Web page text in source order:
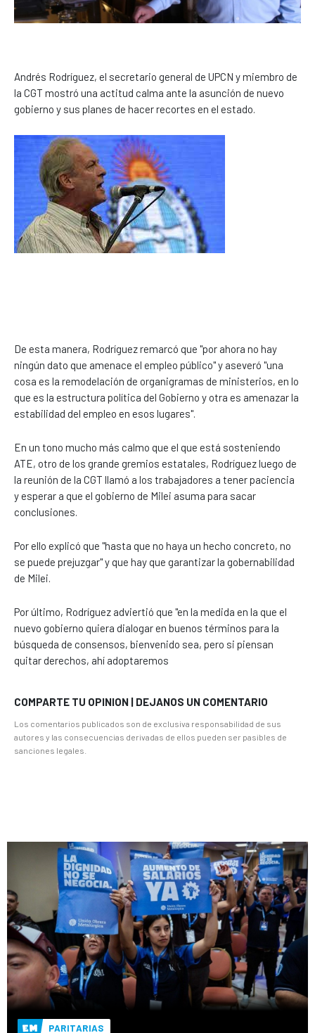
Andrés Rodríguez, el secretario general de UPCN y miembro de
la CGT mostró una actitud calma ante la asunción de nuevo
gobierno y sus planes de hacer recortes en el estado.
De esta manera, Rodríguez remarcó que "por ahora no hay
ningún dato que amenace el empleo público" y aseveró "una
cosa es la remodelación de organigramas de ministerios, en lo
que es la estructura política del Gobierno y otra es amenazar la
estabilidad del empleo en esos lugares".
En un tono mucho más calmo que el que está sosteniendo
ATE, otro de los grande gremios estatales, Rodríguez luego de
la reunión de la CGT llamó a los trabajadores a tener paciencia
y esperar a que el gobierno de Milei asuma para sacar
conclusiones.
Por ello explicó que "hasta que no haya un hecho concreto, no
se puede prejuzgar" y que hay que garantizar la gobernabilidad
de Milei.
Por último, Rodríguez adviertió que "en la medida en la que el
nuevo gobierno quiera dialogar en buenos términos para la
búsqueda de consensos, bienvenido sea, pero si piensan
quitar derechos, ahí adoptaremos
COMPARTE TU OPINION | DEJANOS UN COMENTARIO
Los comentarios publicados son de exclusiva responsabilidad de sus
autores y las consecuencias derivadas de ellos pueden ser pasibles de
sanciones legales.
PARITARIAS